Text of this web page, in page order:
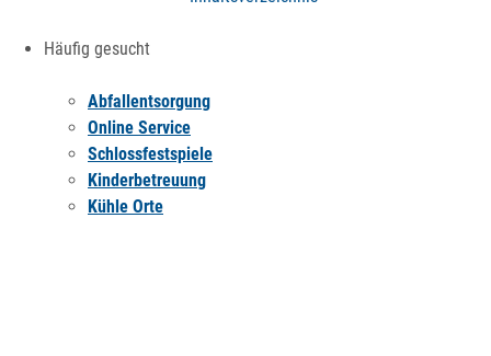
Häufig gesucht
Abfallentsorgung
Online Service
Schlossfestspiele
Kinderbetreuung
Kühle Orte